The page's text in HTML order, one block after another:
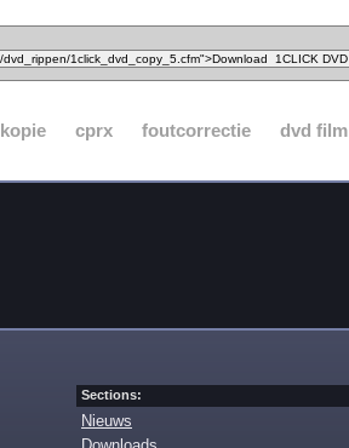
kopie cprx foutcorrectie dvd film
Sections:
Nieuws